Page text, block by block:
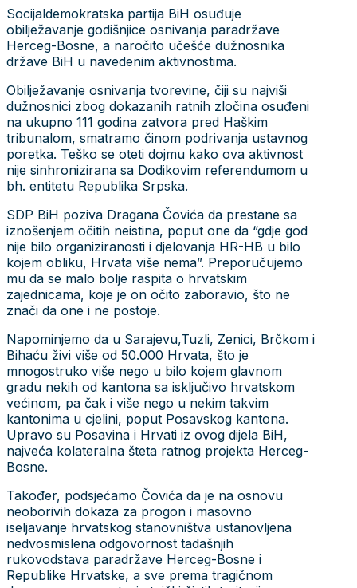
Socijaldemokratska partija BiH osuđuje
obilježavanje godišnjice osnivanja paradržave
Herceg-Bosne, a naročito učešće dužnosnika
države BiH u navedenim aktivnostima.
Obilježavanje osnivanja tvorevine, čiji su najviši
dužnosnici zbog dokazanih ratnih zločina osuđeni
na ukupno 111 godina zatvora pred Haškim
tribunalom, smatramo činom podrivanja ustavnog
poretka. Teško se oteti dojmu kako ova aktivnost
nije sinhronizirana sa Dodikovim referendumom u
bh. entitetu Republika Srpska.
SDP BiH poziva Dragana Čovića da prestane sa
iznošenjem očitih neistina, poput one da “gdje god
nije bilo organiziranosti i djelovanja HR-HB u bilo
kojem obliku, Hrvata više nema”. Preporučujemo
mu da se malo bolje raspita o hrvatskim
zajednicama, koje je on očito zaboravio, što ne
znači da one i ne postoje.
Napominjemo da u Sarajevu,Tuzli, Zenici, Brčkom i
Bihaću živi više od 50.000 Hrvata, što je
mnogostruko više nego u bilo kojem glavnom
gradu nekih od kantona sa isključivo hrvatskom
većinom, pa čak i više nego u nekim takvim
kantonima u cjelini, poput Posavskog kantona.
Upravo su Posavina i Hrvati iz ovog dijela BiH,
najveća kolateralna šteta ratnog projekta Herceg-
Bosne.
Također, podsjećamo Čovića da je na osnovu
neoborivih dokaza za progon i masovno
iseljavanje hrvatskog stanovništva ustanovljena
nedvosmislena odgovornost tadašnjih
rukovodstava paradržave Herceg-Bosne i
Republike Hrvatske, a sve prema tragičnom